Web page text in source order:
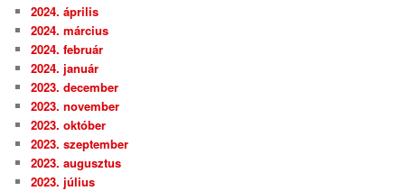
2024. április
2024. március
2024. február
2024. január
2023. december
2023. november
2023. október
2023. szeptember
2023. augusztus
2023. július